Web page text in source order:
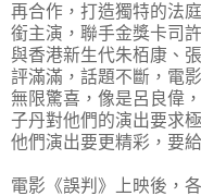
再合作，打造獨特的法
銜主演，聯手金獎卡司
與香港新生代朱栢康、
評滿滿，話題不斷，電
無限驚喜，像是呂良偉
子丹對他們的演出要求
他們演出要更精彩，要
電影《誤判》上映後，